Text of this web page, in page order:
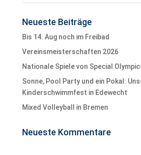
Neueste Beiträge
Bis 14. Aug noch im Freibad
Vereinsmeisterschaften 2026
Nationale Spiele von Special
Sonne, Pool Party und ein Pokal:
Kinderschwimmfest in Edewecht
Mixed Volleyball in Bremen
Neueste Kommentare